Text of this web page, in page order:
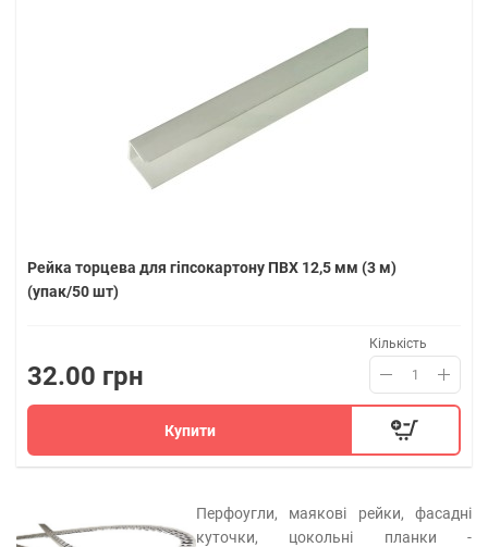
Рейка торцева для гіпсокартону ПВХ 12,5 мм (3 м)
(упак/50 шт)
32.00 грн
Кількість
Купити
Перфоугли, маякові рейки, фасадні
куточки, цокольні планки -